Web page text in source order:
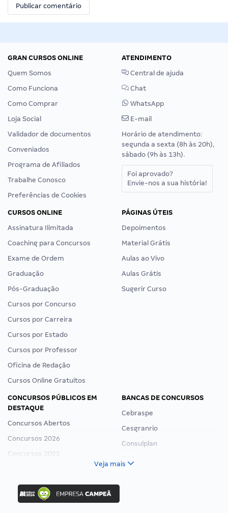
GRAN CURSOS ONLINE
Quem Somos
Como Funciona
Como Comprar
Loja Social
Validador de documentos
Conveniados
Programa de Afiliados
Trabalhe Conosco
Preferências de Cookies
ATENDIMENTO
Central de ajuda
Chat
WhatsApp
E-mail
Horário de atendimento:
segunda a sexta (8h às 20h),
sábado (9h às 13h).
Foi aprovado?
Envie-nos a sua história!
CURSOS ONLINE
Assinatura Ilimitada
Coaching para Concursos
Exame de Ordem
Graduação
Pós-Graduação
Cursos por Concurso
Cursos por Carreira
Cursos por Estado
Cursos por Professor
Oficina de Redação
Cursos Online Gratuitos
PÁGINAS ÚTEIS
Depoimentos
Material Grátis
Aulas ao Vivo
Aulas Grátis
Sugerir Curso
CONCURSOS PÚBLICOS EM
DESTAQUE
Concursos Abertos
Concursos 2026
Concursos 2025
Concurso Nacional Unificado
Concurso Ibama
Concurso MPU
BANCAS DE CONCURSOS
Cebraspe
Cesgranrio
Consulplan
Veja mais